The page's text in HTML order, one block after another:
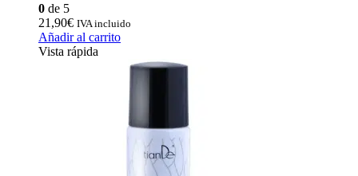
0 de 5
21,90€ IVA incluido
Añadir al carrito
Vista rápida